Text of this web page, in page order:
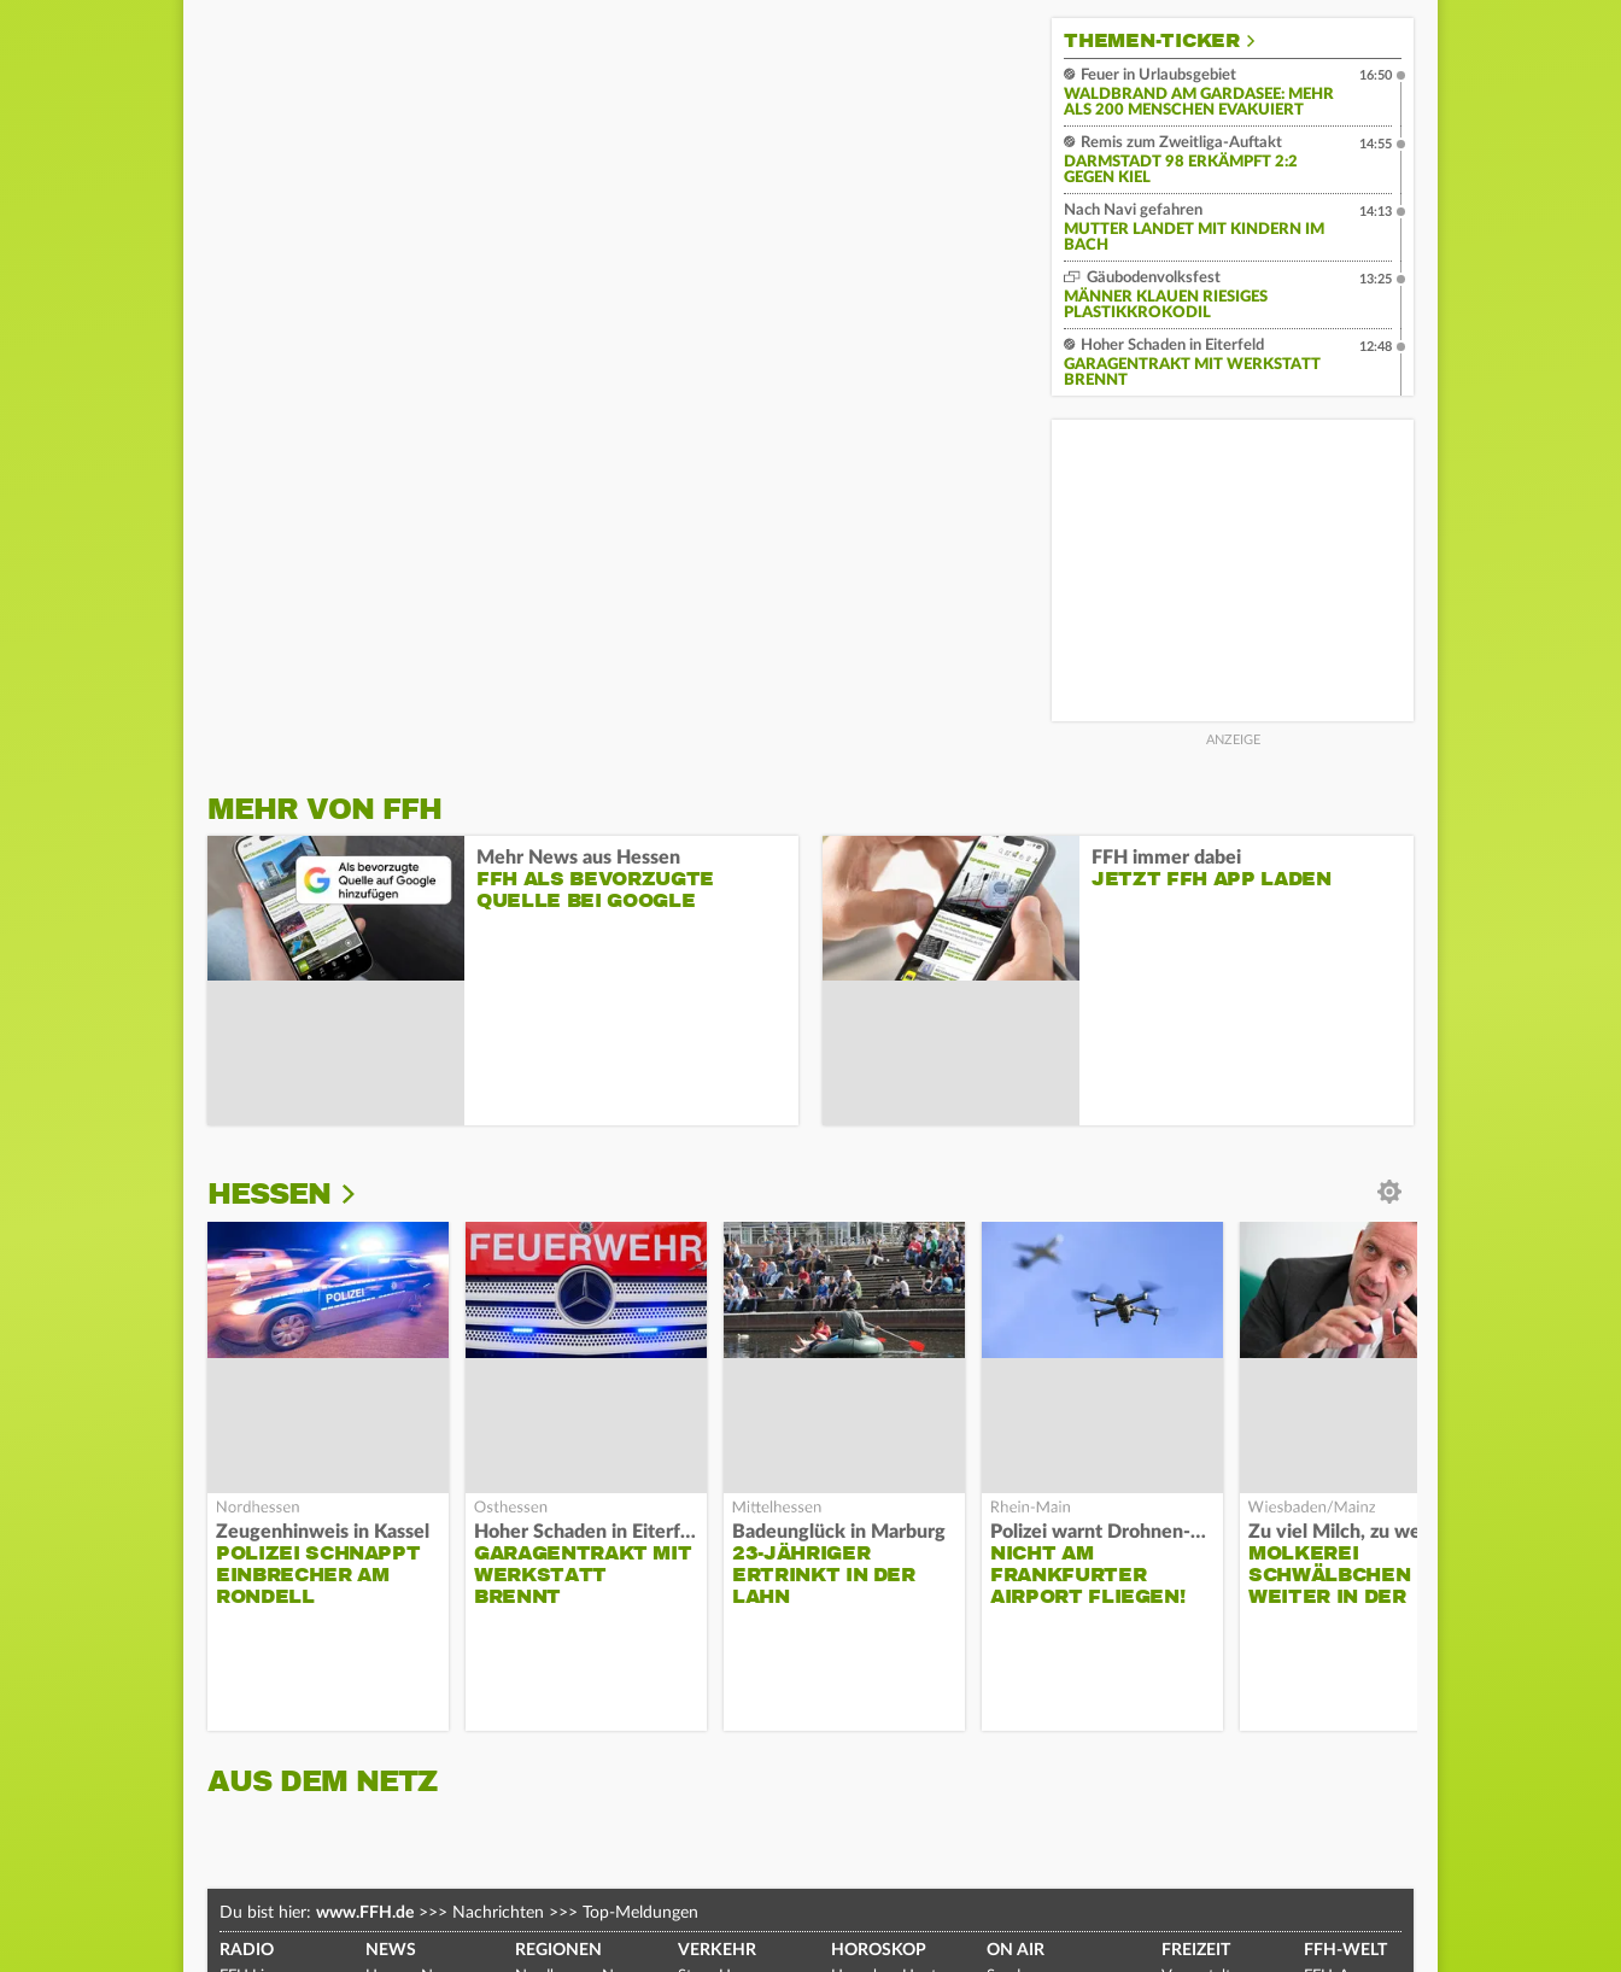
THEMEN-TICKER
Feuer in Urlaubsgebiet
WALDBRAND AM GARDASEE: MEHR
ALS 200 MENSCHEN EVAKUIERT
16:50
Remis zum Zweitliga-Auftakt
DARMSTADT 98 ERKÄMPFT 2:2
GEGEN KIEL
14:55
Nach Navi gefahren
MUTTER LANDET MIT KINDERN IM
BACH
14:13
Gäubodenvolksfest
MÄNNER KLAUEN RIESIGES
PLASTIKKROKODIL
13:25
Hoher Schaden in Eiterfeld
GARAGENTRAKT MIT WERKSTATT
BRENNT
12:48
MEHR VON FFH
Mehr News aus Hessen
FFH ALS BEVORZUGTE
QUELLE BEI GOOGLE
FFH immer dabei
JETZT FFH APP LADEN
HESSEN
Zeugenhinweis in Kassel
POLIZEI SCHNAPPT
EINBRECHER AM
RONDELL
Hoher Schaden in Eiterfeld
GARAGENTRAKT MIT
WERKSTATT
BRENNT
Badeunglück in Marburg
23-JÄHRIGER
ERTRINKT IN DER
LAHN
Polizei warnt Drohnen-Besitzer
NICHT AM
FRANKFURTER
AIRPORT FLIEGEN!
MOLKEREI
SCHWÄLBCHEN
WEITER IN DER
AUS DEM NETZ
Du bist hier: www.FFH.de >>> Nachrichten >>> Top-Meldungen
RADIO NEWS REGIONEN VERKEHR HOROSKOP ON AIR FREIZEIT FFH-WELT